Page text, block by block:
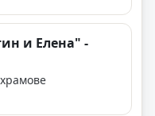
и Елена" -